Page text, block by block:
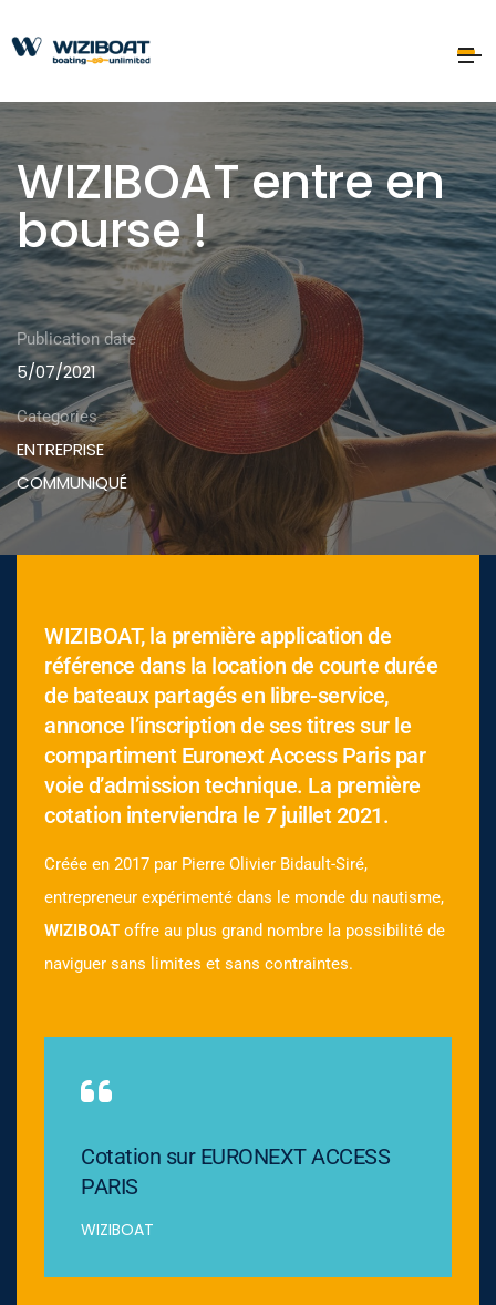
WIZIBOAT entre en
bourse !
Publication date
5/07/2021
Categories
ENTREPRISE
COMMUNIQUÉ
WIZIBOAT, la première application de
référence dans la location de courte durée
de bateaux partagés en libre-service,
annonce l’inscription de ses titres sur le
compartiment Euronext Access Paris par
voie d’admission technique. La première
cotation interviendra le 7 juillet 2021.
Créée en 2017 par Pierre Olivier Bidault-Siré,
entrepreneur expérimenté dans le monde du nautisme,
WIZIBOAT offre au plus grand nombre la possibilité de
naviguer sans limites et sans contraintes.
Cotation sur EURONEXT ACCESS
PARIS
WIZIBOAT